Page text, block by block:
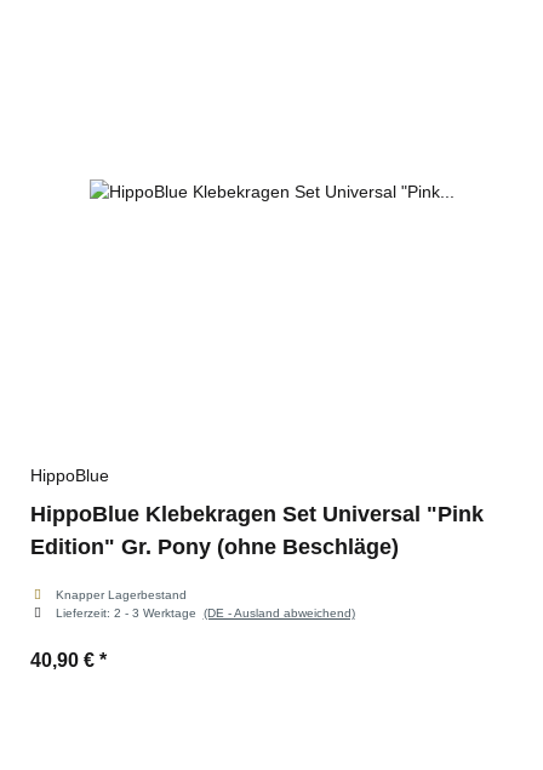
HippoBlue
HippoBlue Klebekragen Set Universal "Pink
Edition" Gr. Pony (ohne Beschläge)
Knapper Lagerbestand
Lieferzeit: 2 - 3 Werktage (DE - Ausland abweichend)
40,90 € *